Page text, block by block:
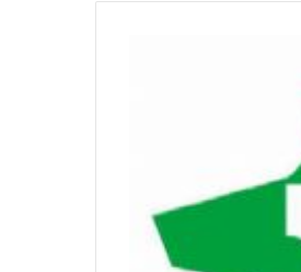
تحية لكل
الصحافة